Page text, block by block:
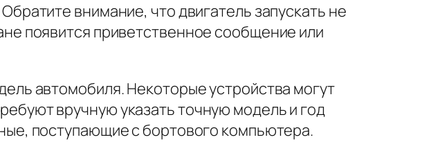
внимание, что двигатель запускать не
появится приветственное сообщение или
автомобиля. Некоторые устройства могут
вручную указать точную модель и год
поступающие с бортового компьютера.